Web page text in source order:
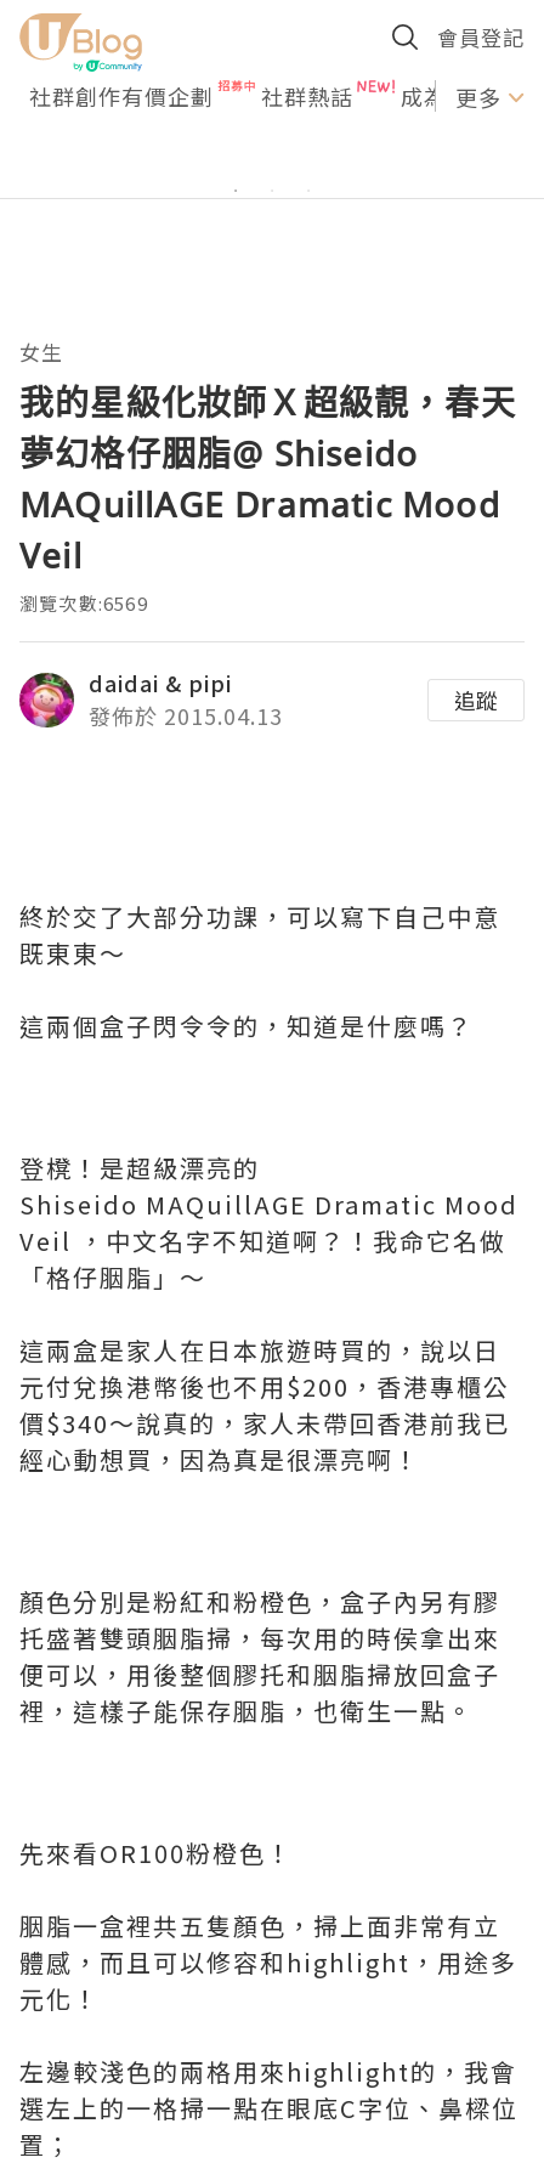
會員登記
社群創作有價企劃 社群熱話 成為U更多
女生
我的星級化妝師Ｘ超級靚，春天
夢幻格仔胭脂@ Shiseido
MAQuillAGE Dramatic Mood
Veil
瀏覽次數:6569
daidai & pipi
發佈於 2015.04.13
追蹤
終於交了大部分功課，可以寫下自己中意
既東東～
這兩個盒子閃令令的，知道是什麼嗎？
登櫈！是超級漂亮的
Shiseido MAQuillAGE Dramatic Mood
Veil ，中文名字不知道啊？！我命它名做
「格仔胭脂」～
這兩盒是家人在日本旅遊時買的，說以日
元付兌換港幣後也不用$200，香港專櫃公
價$340～說真的，家人未帶回香港前我已
經心動想買，因為真是很漂亮啊！
顏色分別是粉紅和粉橙色，盒子內另有膠
托盛著雙頭胭脂掃，每次用的時侯拿出來
便可以，用後整個膠托和胭脂掃放回盒子
裡，這樣子能保存胭脂，也衛生一點。
先來看OR100粉橙色！
胭脂一盒裡共五隻顏色，掃上面非常有立
體感，而且可以修容和highlight，用途多
元化！
左邊較淺色的兩格用來highlight的，我會
選左上的一格掃一點在眼底C字位、鼻樑位
置；